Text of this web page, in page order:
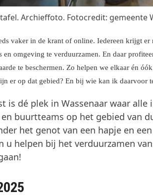
Archieffoto. Fotocredit: gemeente
vaker in de krant of online. Iedereen krijgt
omgeving te verduurzamen. En daar
te beschermen. Zo helpen we elkaar én
er op dat gebied? En bij wie kan ik daarvoor
is dé plek in Wassenaar waar
buurtteams op het gebied van
het genot van een hapje en
helpen bij het verduurzamen